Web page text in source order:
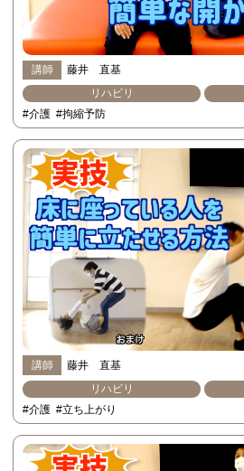
講師
藤井 直基
リハビリ
#介護 #拘縮予防
講師
藤井 直基
リハビリ
#介護 #立ち上がり